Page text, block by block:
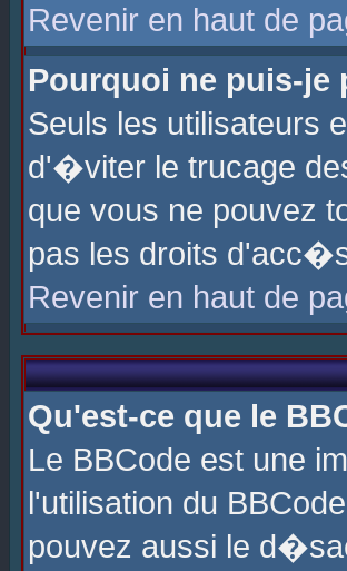
Revenir en haut de
Pourquoi ne puis-je
Seuls les utilisateurs
d'�viter le trucage
que vous ne pouvez
pas les droits
Revenir en haut de
Qu'est-ce que le
Le BBCode est une
l'utilisation du
pouvez aussi le